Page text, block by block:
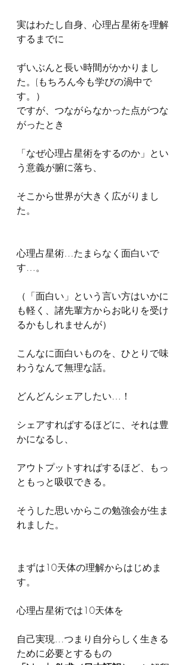
実はわたし自身、心理占星術を理解
するまでに
ずいぶんと長い時間がかかりまし
た。(もちろん今も学びの渦中で
す。）
ですが、つながらなかった点がつな
がったとき
「なぜ心理占星術をするのか」とい
う意義が腑に落ち、
そこから世界が大きく広がりまし
た。
心理占星術…たまらなく面白いで
す…。
（「面白い」という言い方はいかに
も軽く、諸先輩方からお叱りを受け
るかもしれませんが）
こんなに面白いものを、ひとりで味
わうなんて無理な話。
どんどんシェアしたい…！
シェアすればするほどに、それは豊
かになるし、
アウトプットすればするほど、もっ
ともっと吸収できる。
そうした思いからこの勉強会が生ま
れました。
まずは10天体の理解からはじめま
す。
心理占星術では10天体を
自己実現…つまり自分らしく生きる
ために必要とするもの